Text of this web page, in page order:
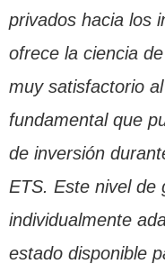
privados hacia los
ofrece la ciencia
muy satisfactorio
fundamental que
de inversión
ETS. Este nivel de
individualmente
estado disponible